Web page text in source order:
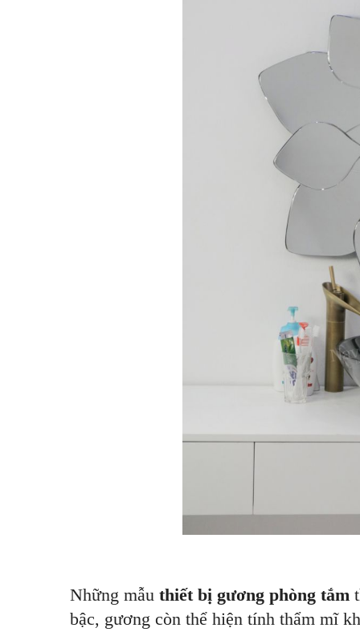
Những mẫu thiết bị gương phòng tắm
bậc, gương còn thể hiện tính thẩm mĩ